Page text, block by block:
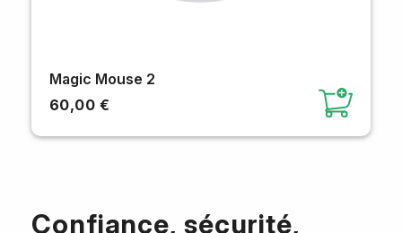
Magic Mouse 2
60,00 €
Confiance, sécurité,